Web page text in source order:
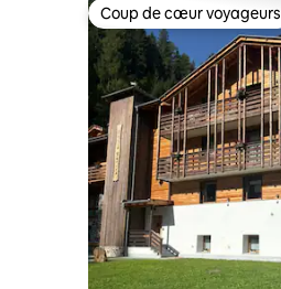
Coup de cœur voyageurs
Coup de cœur voyageurs